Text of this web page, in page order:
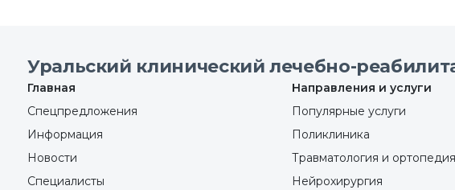
Уральский клинический лечебно-
Главная
Спецпредложения
Информация
Новости
Специалисты
Направления и услуги
Популярные услуги
Поликлиника
Травматология и ортопедия
Нейрохирургия